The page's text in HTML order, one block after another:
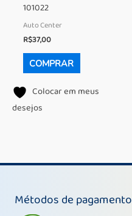
101022
Auto Center
R$37,00
COMPRAR
Colocar em meus
desejos
Métodos de pagamento